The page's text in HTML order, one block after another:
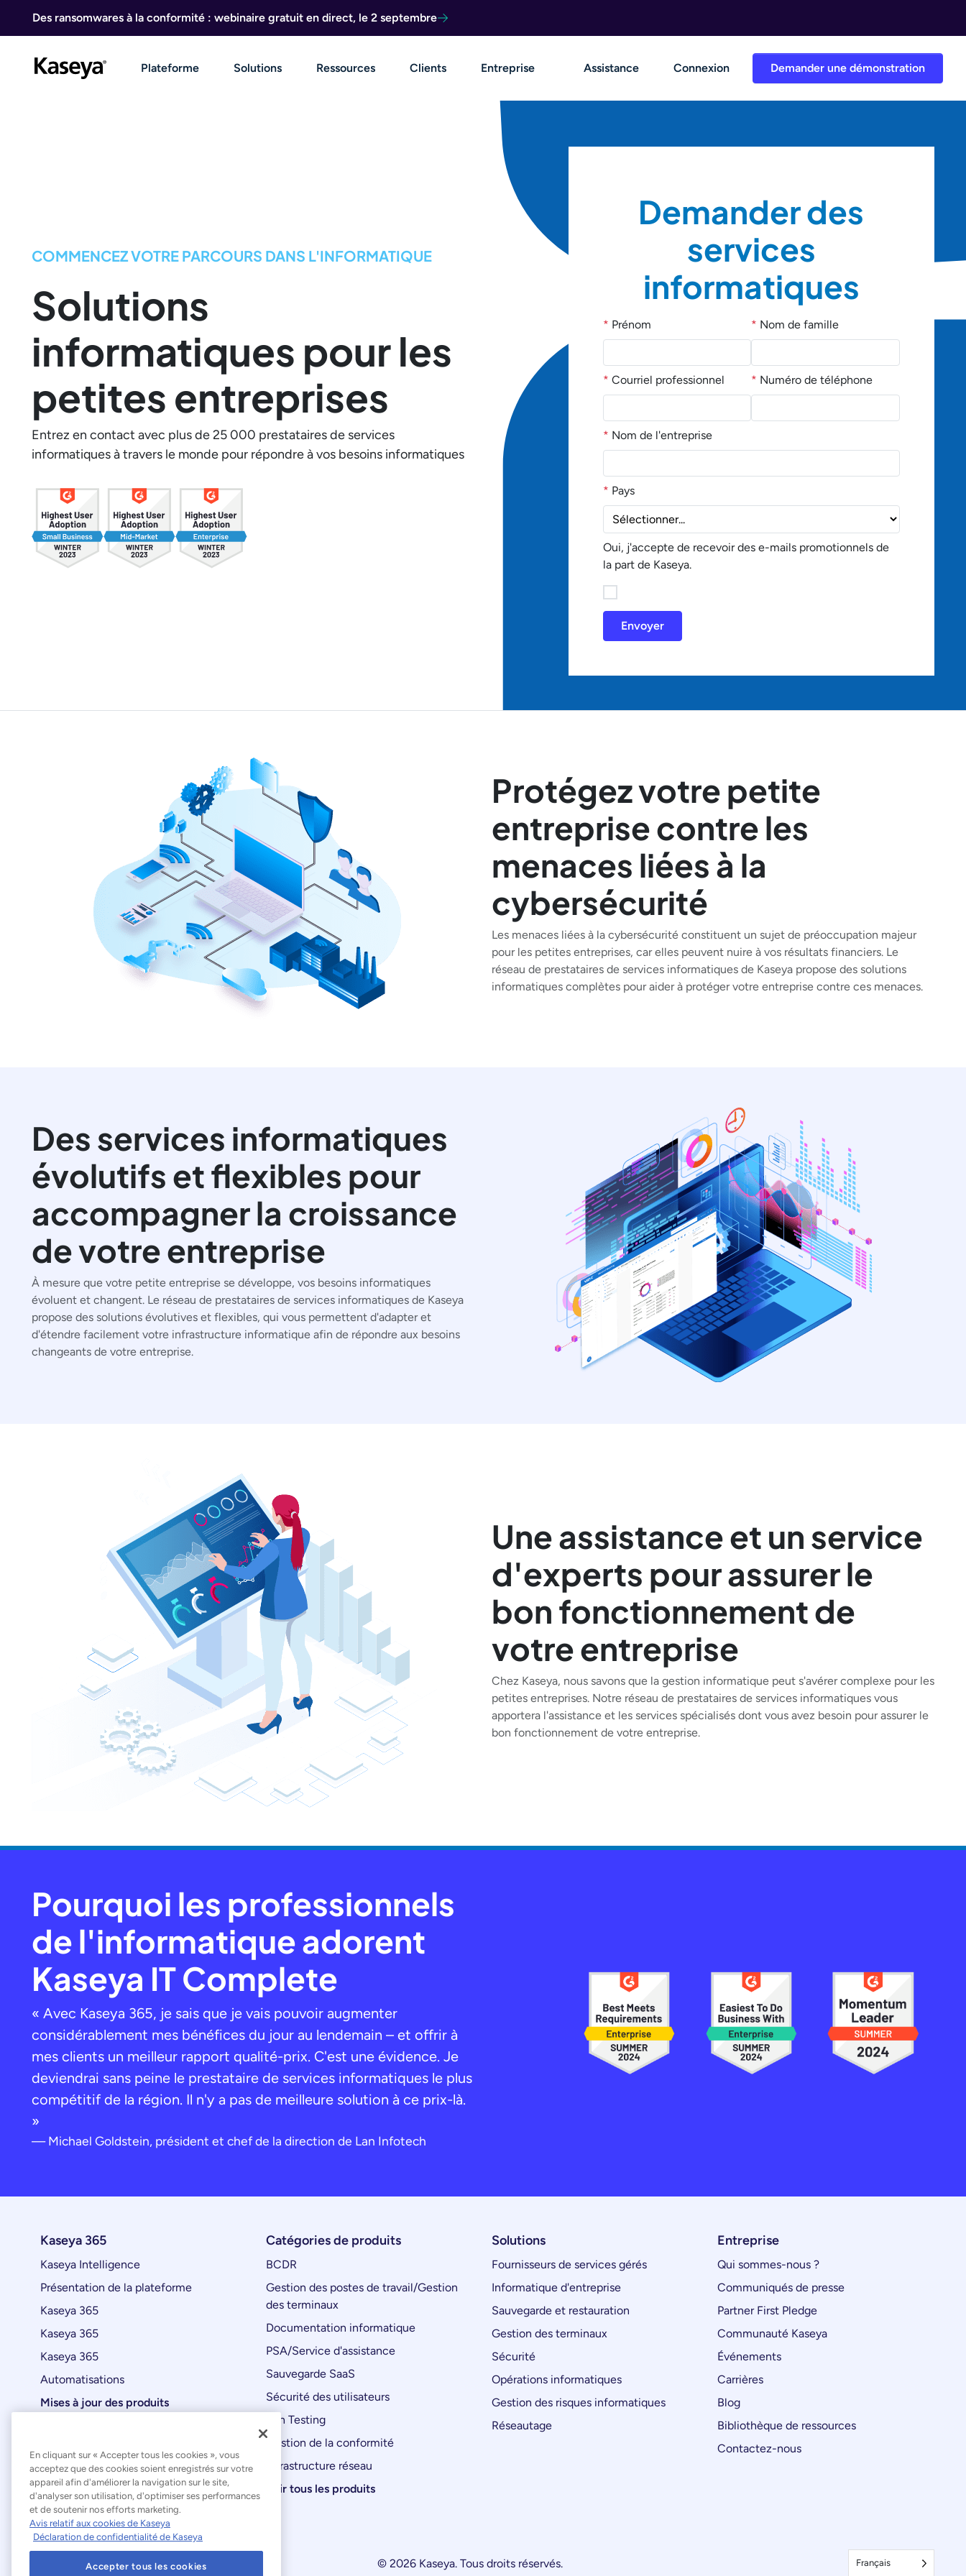
Des ransomwares à la conformité : webinaire gratuit en direct, le 2 septembre
Demander une démonstration
Plateforme Solutions Ressources Clients Entreprise Assistance Connexion
COMMENCEZ VOTRE PARCOURS DANS L'INFORMATIQUE
Solutions
informatiques pour les
petites entreprises
Entrez en contact avec plus de 25 000 prestataires de services
informatiques à travers le monde pour répondre à vos besoins informatiques
Demander des
services
informatiques
* Prénom * Nom de famille
* Courriel professionnel * Numéro de téléphone
* Nom de l'entreprise
* Pays
Oui, j'accepte de recevoir des e-mails promotionnels de
la part de Kaseya.
Envoyer
Protégez votre petite
entreprise contre les
menaces liées à la
cybersécurité
Les menaces liées à la cybersécurité constituent un sujet de préoccupation majeur
pour les petites entreprises, car elles peuvent nuire à vos résultats financiers. Le
réseau de prestataires de services informatiques de Kaseya propose des solutions
informatiques complètes pour aider à protéger votre entreprise contre ces menaces.
Des services informatiques
évolutifs et flexibles pour
accompagner la croissance
de votre entreprise
À mesure que votre petite entreprise se développe, vos besoins informatiques
évoluent et changent. Le réseau de prestataires de services informatiques de Kaseya
propose des solutions évolutives et flexibles, qui vous permettent d'adapter et
d'étendre facilement votre infrastructure informatique afin de répondre aux besoins
changeants de votre entreprise.
Une assistance et un service
d'experts pour assurer le
bon fonctionnement de
votre entreprise
Chez Kaseya, nous savons que la gestion informatique peut s'avérer complexe pour les
petites entreprises. Notre réseau de prestataires de services informatiques vous
apportera l'assistance et les services spécialisés dont vous avez besoin pour assurer le
bon fonctionnement de votre entreprise.
Pourquoi les professionnels
de l'informatique adorent
Kaseya IT Complete
« Avec Kaseya 365, je sais que je vais pouvoir augmenter
considérablement mes bénéfices du jour au lendemain – et offrir à
mes clients un meilleur rapport qualité-prix. C'est une évidence. Je
deviendrai sans peine le prestataire de services informatiques le plus
compétitif de la région. Il n'y a pas de meilleure solution à ce prix-là.
»
Michael Goldstein, président et chef de la direction de Lan Infotech
Kaseya 365
Kaseya Intelligence
Présentation de la plateforme
Kaseya 365
Kaseya 365
Kaseya 365
Automatisations
Mises à jour des produits
Catégories de produits
BCDR
Gestion des postes de travail/Gestion
des terminaux
Documentation informatique
PSA/Service d'assistance
Sauvegarde SaaS
Sécurité des utilisateurs
Pen Testing
Gestion de la conformité
Infrastructure réseau
Voir tous les produits
Solutions
Fournisseurs de services gérés
Informatique d'entreprise
Sauvegarde et restauration
Gestion des terminaux
Sécurité
Opérations informatiques
Gestion des risques informatiques
Réseautage
Entreprise
Qui sommes-nous ?
Communiqués de presse
Partner First Pledge
Communauté Kaseya
Événements
Carrières
Blog
Bibliothèque de ressources
Contactez-nous
© 2026 Kaseya. Tous droits réservés. Français
En cliquant sur « Accepter tous les cookies », vous
acceptez que des cookies soient enregistrés sur votre
appareil afin d'améliorer la navigation sur le site,
d'analyser son utilisation, d'optimiser ses performances
et de soutenir nos efforts marketing.
Avis relatif aux cookies de Kaseya
Déclaration de confidentialité de Kaseya
Accepter tous les cookies